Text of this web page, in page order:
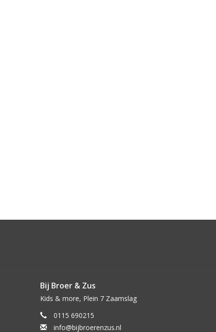
Bij Broer & Zus
Kids & more, Plein 7 Zaamslag
0115 690215
info@bijbroerenzus.nl